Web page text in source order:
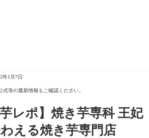
年1月7日
等の最新情報もご確認ください。
芋レポ】焼き芋専科 王
える焼き芋専門店